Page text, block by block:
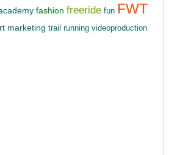
fashion freeride fun FWT
marketing trail running videoproduction